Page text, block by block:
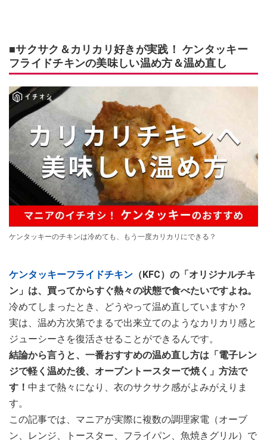
■サクサク＆カリカリ好きが実践！ ケンタッキー
フライドチキンの美味しい温め方＆温め直し
ケンタッキーのチキンは冷めても、もう一度カリカリにできる？
ケンタッキーフライドチキン （KFC）の「オリジナルチキ
ン」は、買ってからすぐ熱々の状態で食べたいですよね。
冷めてしまったとき、どうやって温め直していますか？
実は、温め方次第でまるで出来立てのようなカリカリ感と
ジューシーさを復活させることができるんです。
結論から言うと、一番おすすめの温め直し方は「電子レン
ジで軽く温めた後、オーブントースターで焼く」方法で
す！ 中まで熱々になり、衣のサクサク感がよみがえりま
す。
この記事では、マニアが実際に複数の調理家電（オーブ
ン、レンジ、トースター、フライパン、魚焼きグリル）で